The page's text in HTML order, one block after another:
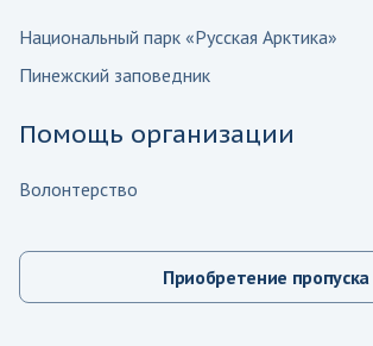
Национальный парк «Русская Арктика»
Пинежский заповедник
Помощь организации
Волонтерство
Приобретение пропуска